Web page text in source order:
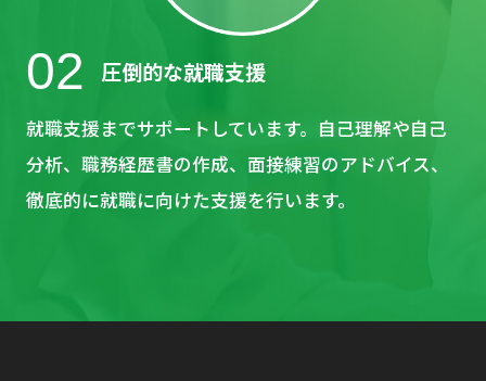
02 圧倒的な就職支援
就職支援までサポートしています。自己理解や自己
分析、職務経歴書の作成、面接練習のアドバイス、
徹底的に就職に向けた支援を行います。